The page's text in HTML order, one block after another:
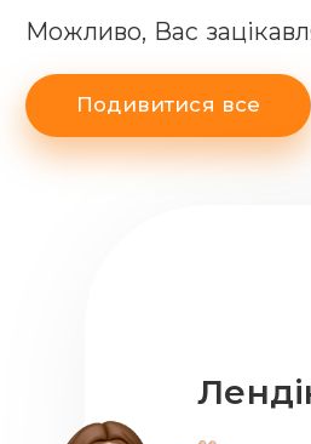
Можливо, Вас
Подивитися все